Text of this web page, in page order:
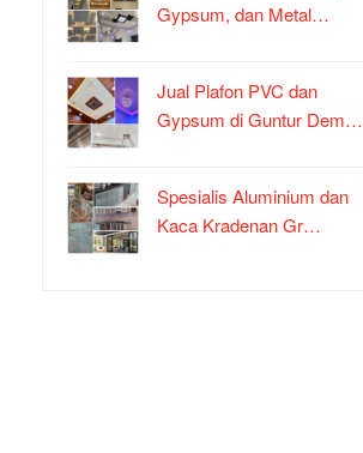
Gypsum, dan Metal…
Jual Plafon PVC dan
Gypsum di Guntur Dem…
Spesialis Aluminium dan
Kaca Kradenan Gr…